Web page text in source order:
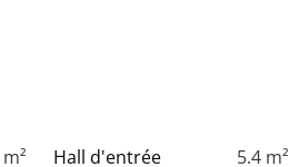
m² Hall d'entrée 5.4 m²